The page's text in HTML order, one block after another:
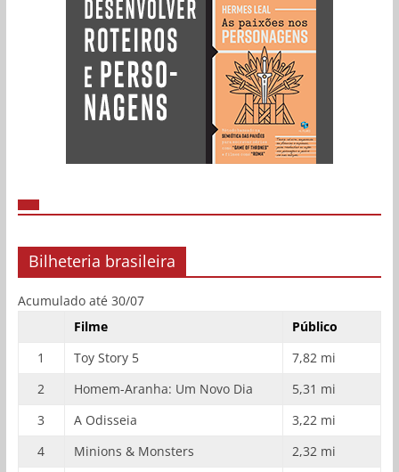
Bilheteria brasileira
Acumulado até 30/07
Filme
Público
1
Toy Story 5
7,82 mi
2
Homem-Aranha: Um Novo Dia
5,31 mi
3
A Odisseia
3,22 mi
4
Minions & Monsters
2,32 mi